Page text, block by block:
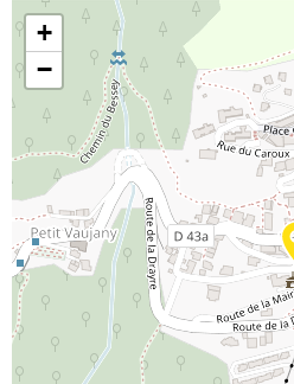
+
−